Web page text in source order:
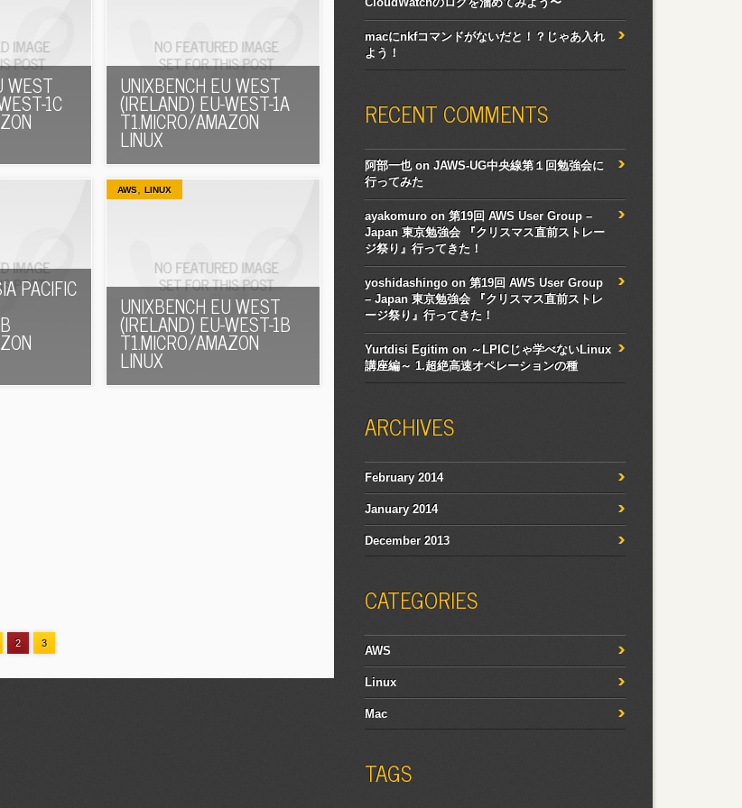
WEST
1C
UNIXBENCH EU WEST
(IRELAND) EU-WEST-1A
T1.MICRO/AMAZON
LINUX
PACIFIC
AWS,LINUX
UNIXBENCH EU WEST
(IRELAND) EU-WEST-1B
T1.MICRO/AMAZON
LINUX
2 3
macにnkfコマンドがないだと！？じゃあ入れ
よう！
RECENT COMMENTS
阿部一也onJAWS-UG中央線第１回勉強会に
行ってみた
ayakomuro on第19回 AWS User Group –
Japan 東京勉強会 『クリスマス直前ストレー
ジ祭り』行ってきた！
yoshidashingo on第19回 AWS User Group
– Japan 東京勉強会 『クリスマス直前ストレ
ージ祭り』行ってきた！
Yurtdisi Egitim on ～LPICじゃ学べないLinux
講座編～ 1.超絶高速オペレーションの種
ARCHIVES
February 2014
January 2014
December 2013
CATEGORIES
AWS
Linux
Mac
TAGS